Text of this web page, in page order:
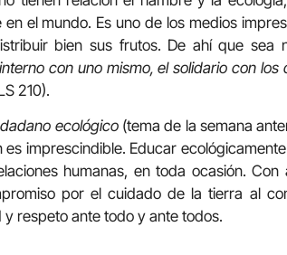
el mundo. Es uno de los medios
bien sus frutos. De ahí que sea
con uno mismo, el solidario con
210).
ecológico(tema de la semana
imprescindible. Educar
humanas, en toda ocasión.
por el cuidado de la tierra al
respeto ante todo y ante todos.